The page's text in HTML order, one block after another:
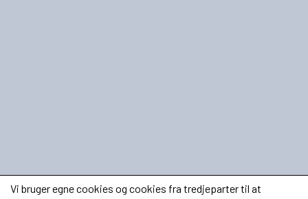
Vi bruger egne cookies og cookies fra tredjeparter til at